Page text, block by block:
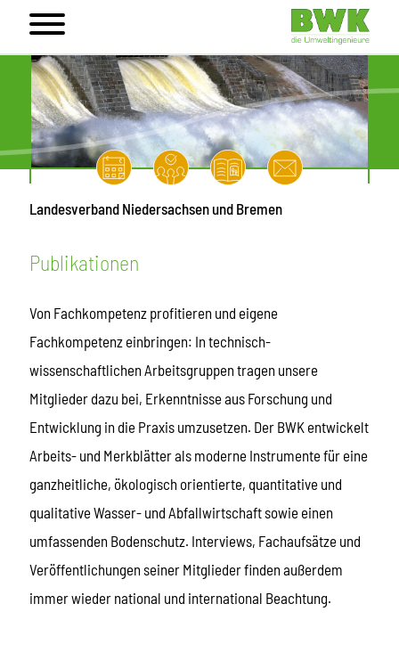
Landesverband Niedersachsen und Bremen
Publikationen
Von Fachkompetenz profitieren und eigene
Fachkompetenz einbringen: In technisch-
wissenschaftlichen Arbeitsgruppen tragen unsere
Mitglieder dazu bei, Erkenntnisse aus Forschung und
Entwicklung in die Praxis umzusetzen. Der BWK entwickelt
Arbeits- und Merkblätter als moderne Instrumente für eine
ganzheitliche, ökologisch orientierte, quantitative und
qualitative Wasser- und Abfallwirtschaft sowie einen
umfassenden Bodenschutz. Interviews, Fachaufsätze und
Veröffentlichungen seiner Mitglieder finden außerdem
immer wieder national und international Beachtung.